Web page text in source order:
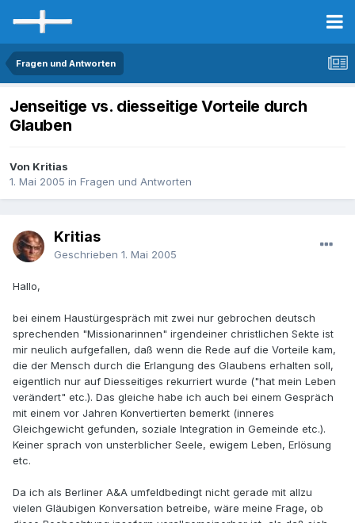
Fragen und Antworten
Jenseitige vs. diesseitige Vorteile durch
Glauben
Von Kritias
1. Mai 2005 in Fragen und Antworten
Kritias
Geschrieben 1. Mai 2005
Hallo,
bei einem Haustürgespräch mit zwei nur gebrochen deutsch
sprechenden "Missionarinnen" irgendeiner christlichen Sekte ist
mir neulich aufgefallen, daß wenn die Rede auf die Vorteile kam,
die der Mensch durch die Erlangung des Glaubens erhalten soll,
eigentlich nur auf Diesseitiges rekurriert wurde ("hat mein Leben
verändert" etc.). Das gleiche habe ich auch bei einem Gespräch
mit einem vor Jahren Konvertierten bemerkt (inneres
Gleichgewicht gefunden, soziale Integration in Gemeinde etc.).
Keiner sprach von unsterblicher Seele, ewigem Leben, Erlösung
etc.
Da ich als Berliner A&A umfeldbedingt nicht gerade mit allzu
vielen Gläubigen Konversation betreibe, wäre meine Frage, ob